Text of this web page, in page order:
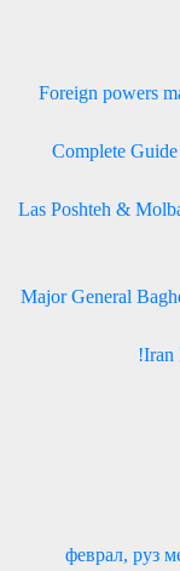
Foreign powers
Complete
Las Poshteh &
Major General
Iran
23 феврал,